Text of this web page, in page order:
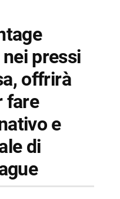
pressi
offrirà
fare
e
di